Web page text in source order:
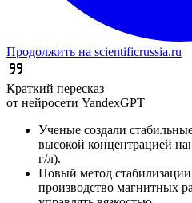
Продолжить на scientificrussia.ru
Краткий пересказ
от нейросети YandexGPT
Ученые создали
высокой концентрацией
г/л).
Новый метод
производство магнитных